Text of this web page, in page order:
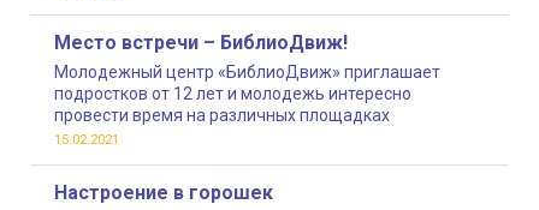
Место встречи – БиблиоДвиж!
Молодежный центр «БиблиоДвиж» приглашает
подростков от 12 лет и молодежь интересно
провести время на различных площадках
15.02.2021
Настроение в горошек